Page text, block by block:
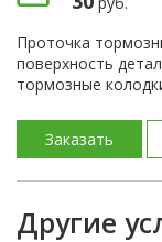
Проточка
поверхность
тормозные
Заказать
Другие